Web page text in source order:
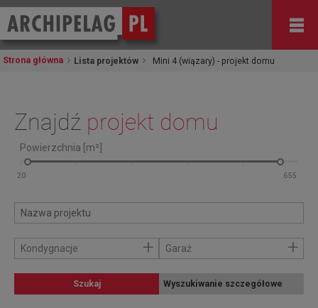
Strona główna Lista projektów Mini 4 (wiązary) - projekt domu
Znajdź projekt domu
Powierzchnia [m²]
Kondygnacje + Garaż +
Szukaj Wyszukiwanie szczegółowe